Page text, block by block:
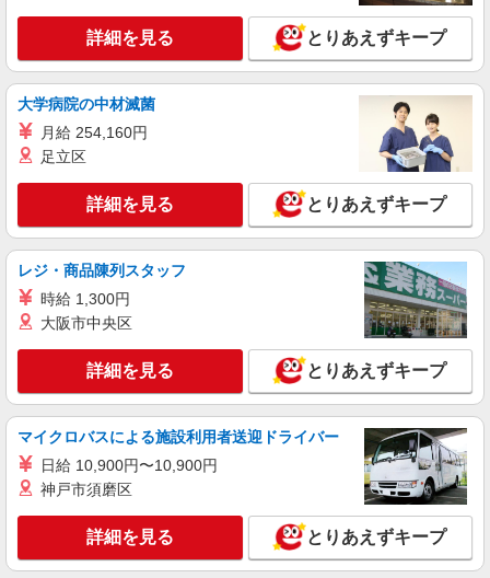
長野県上田市／最寄駅：上田駅 ≪車通勤可
≫ ※無料駐車場あり
キープ 詳細を見る
派遣社員
株式会社テクノ・サービス/お仕事No/0906121
空パレットを載せる
時給1200円 月収例：221、000円（月収例21日
実働残業代込）（残業・休日出勤手当て等が含ま
長野県上田市 ＊車・バイク通勤OK
キープ 詳細を見る
パーソルテンプスタッフ株式会社 上信コーディネートセンター（上
田）/26-0614628
9月開始★未経験OK！17時台定時♪製品検査♪
月給19万＠上田市
長野県上田市／最寄駅：上田駅 ≪車通勤可
≫ ※無料駐車場あり
詳細を見る とりあえずキープ
大学病院の中材滅菌
月給 254,160円
足立区
詳細を見る とりあえずキープ
レジ・商品陳列スタッフ
時給 1,300円
大阪市中央区
詳細を見る とりあえずキープ
マイクロバスによる施設利用者送迎ドライバー
日給 10,900円〜10,900円
神戸市須磨区
詳細を見る とりあえずキープ